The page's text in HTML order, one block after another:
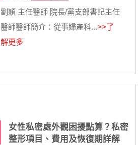
劉穎 主任醫師 院長/黨支部書記主任
醫師醫師簡介：從事婦產科...>>了
解更多
女性私密處外觀困擾點算？私密
整形項目、費用及恢復期詳解